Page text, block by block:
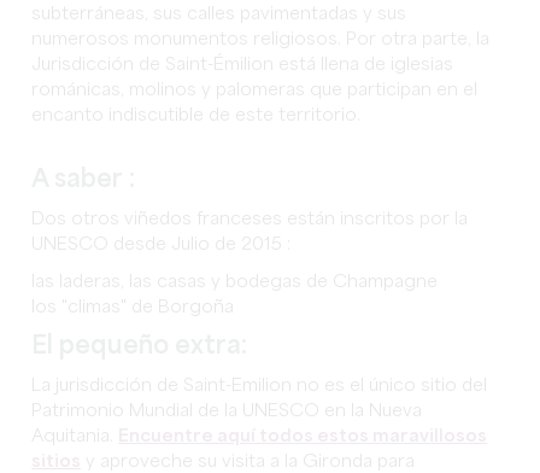
subterráneas, sus calles pavimentadas y sus
numerosos monumentos religiosos. Por otra parte, la
Jurisdicción de Saint-Émilion está llena de iglesias
románicas, molinos y palomeras que participan en el
encanto indiscutible de este territorio.
Dos otros viñedos franceses están inscritos por la
UNESCO desde Julio de 2015 :
las laderas, las casas y bodegas de Champagne
los "climas" de Borgoña
La jurisdicción de Saint-Emilion no es el único sitio del
Patrimonio Mundial de la UNESCO en la Nueva
Aquitania.
y aproveche su visita a la Gironda para